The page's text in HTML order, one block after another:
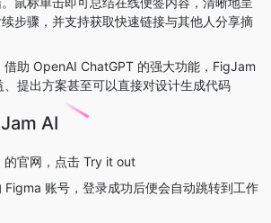
步骤，并支持获取快速链接与其他人分享摘
借助 OpenAI ChatGPT 的强大功能，FigJam
、提出方案甚至可以直接对设计生成代码
AI
的官网，点击 Try it out
Figma 账号，登录成功后便会自动跳转到工作